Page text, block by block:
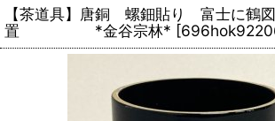
【茶道具】唐銅 螺鈿貼り 富士に鶴
置 *金谷宗林* [